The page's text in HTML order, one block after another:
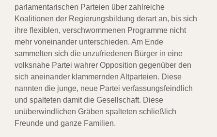
parlamentarischen Parteien über zahlreiche
Koalitionen der Regierungsbildung derart an, bis sich
ihre flexiblen, verschwommenen Programme nicht
mehr voneinander unterschieden. Am Ende
sammelten sich die unzufriedenen Bürger in eine
volksnahe Partei wahrer Opposition gegenüber den
sich aneinander klammernden Altparteien. Diese
nannten die junge, neue Partei verfassungsfeindlich
und spalteten damit die Gesellschaft. Diese
unüberwindlichen Gräben spalteten schließlich
Freunde und ganze Familien.